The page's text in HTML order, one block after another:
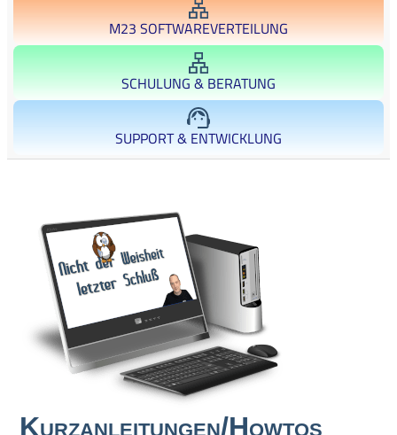
M23 SOFTWAREVERTEILUNG
SCHULUNG & BERATUNG
SUPPORT & ENTWICKLUNG
Kurzanleitungen/Howtos